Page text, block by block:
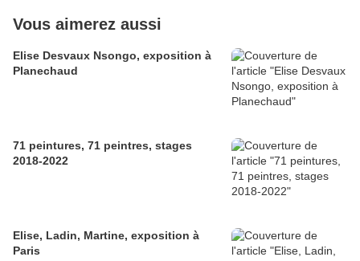
Vous aimerez aussi
Elise Desvaux Nsongo, exposition à
Planechaud
71 peintures, 71 peintres, stages
2018-2022
Elise, Ladin, Martine, exposition à
Paris